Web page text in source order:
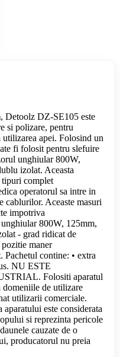
Detoolz DZ-SE105 este
si polizare, pentru
apei. Folosind un
fi folosit pentru slefuire
unghiular 800W,
izolat. Aceasta
tipuri complet
operatorul sa intre in
cablurilor. Aceaste masuri
impotriva
800W, 125mm,
- grad ridicat de
maner
Pachetul contine: • extra
NU ESTE
Folositi aparatul
de utilizare
utilizarii comerciale.
este considerata
si reprezinta pericole
cauzate de o
producatorul nu preia